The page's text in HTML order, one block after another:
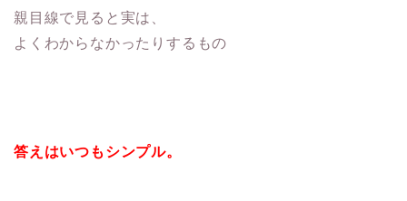
親目線で見ると実は、
よくわからなかったりするもの
答えはいつもシンプル。